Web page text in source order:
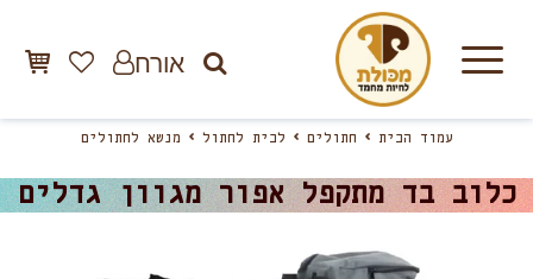
אורח
עמוד הבית חתולים לבית לחתול מנשא לחתולים
כלוב בד מתקפל אפור מגוון גדלים